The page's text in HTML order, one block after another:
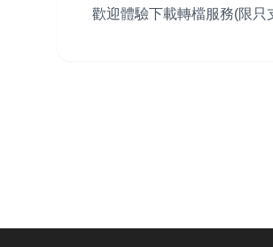
歡迎體驗下載轉檔服務(限